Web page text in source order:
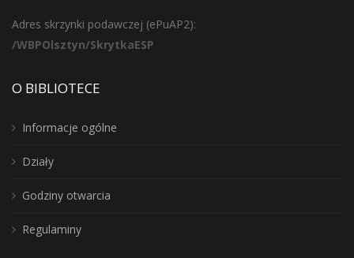
Adres skrzynki podawczej (ePuAP2):
/WBPOlsztyn/SkrytkaESP
O BIBLIOTECE
Informacje ogólne
Działy
Godziny otwarcia
Regulaminy